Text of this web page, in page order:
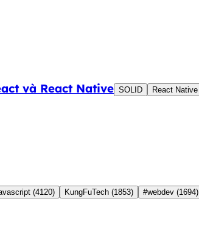
và React Native SOLID React Native
(4120) KungFuTech (1853) #webdev (1694)